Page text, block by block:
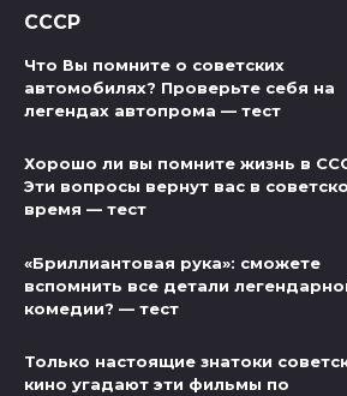
СССР
Что Вы помните о советских
автомобилях? Проверьте себя на
легендах автопрома — тест
Хорошо ли вы помните жизнь в
Эти вопросы вернут вас в
время — тест
«Бриллиантовая рука»: сможете
вспомнить все детали
комедии? — тест
Только настоящие знатоки
кино угадают эти фильмы по